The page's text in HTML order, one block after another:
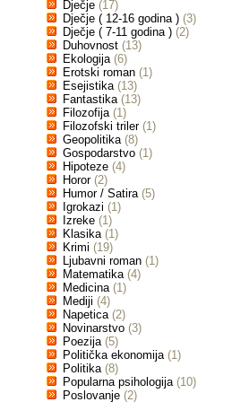
Dječje (17)
Dječje ( 12-16 godina ) (3)
Dječje ( 7-11 godina ) (2)
Duhovnost (13)
Ekologija (6)
Erotski roman (1)
Esejistika (13)
Fantastika (13)
Filozofija (1)
Filozofski triler (1)
Geopolitika (8)
Gospodarstvo (1)
Hipoteze (4)
Horor (2)
Humor / Satira (5)
Igrokazi (1)
Izreke (1)
Klasika (1)
Krimi (19)
Ljubavni roman (1)
Matematika (4)
Medicina (1)
Mediji (4)
Napetica (2)
Novinarstvo (3)
Poezija (5)
Politička ekonomija (1)
Politika (8)
Popularna psihologija (10)
Poslovanje (2)